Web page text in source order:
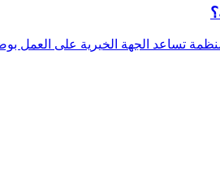
تساعد الجهة الخيرية على العمل